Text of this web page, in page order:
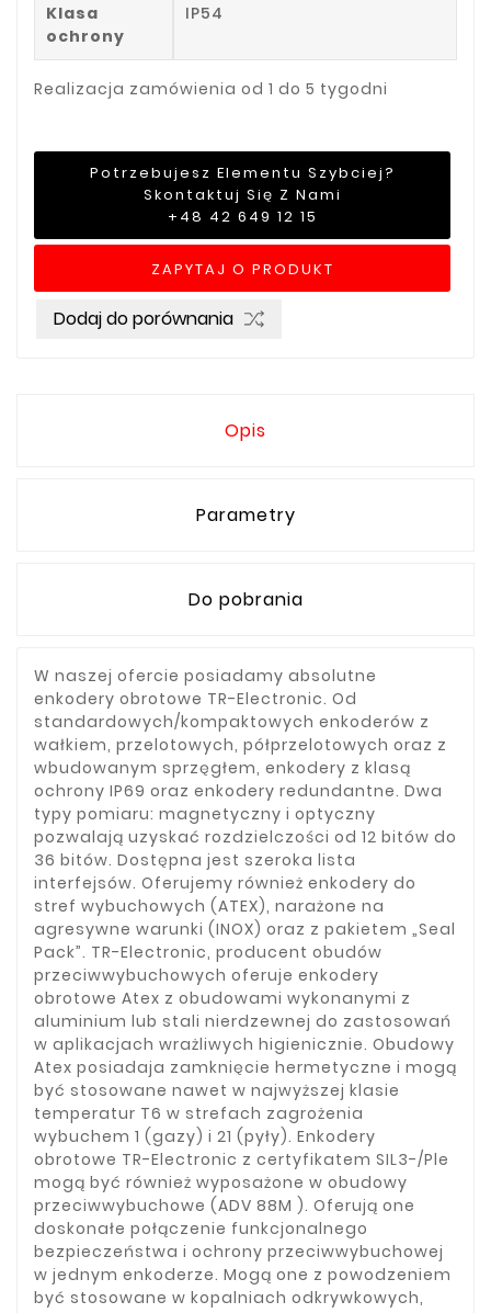
Klasa
ochrony
IP54
Realizacja zamówienia od 1 do 5 tygodni
Potrzebujesz Elementu Szybciej?
Skontaktuj Się Z Nami
+48 42 649 12 15
ZAPYTAJ O PRODUKT
Dodaj do porównania
Opis
Parametry
Do pobrania
W naszej ofercie posiadamy absolutne
enkodery obrotowe TR-Electronic. Od
standardowych/kompaktowych enkoderów z
wałkiem, przelotowych, półprzelotowych oraz z
wbudowanym sprzęgłem, enkodery z klasą
ochrony IP69 oraz enkodery redundantne. Dwa
typy pomiaru: magnetyczny i optyczny
pozwalają uzyskać rozdzielczości od 12 bitów do
36 bitów. Dostępna jest szeroka lista
interfejsów. Oferujemy również enkodery do
stref wybuchowych (ATEX), narażone na
agresywne warunki (INOX) oraz z pakietem „Seal
Pack”. TR-Electronic, producent obudów
przeciwwybuchowych oferuje enkodery
obrotowe Atex z obudowami wykonanymi z
aluminium lub stali nierdzewnej do zastosowań
w aplikacjach wrażliwych higienicznie. Obudowy
Atex posiadaja zamknięcie hermetyczne i mogą
być stosowane nawet w najwyższej klasie
temperatur T6 w strefach zagrożenia
wybuchem 1 (gazy) i 21 (pyły). Enkodery
obrotowe TR-Electronic z certyfikatem SIL3-/Ple
mogą być również wyposażone w obudowy
przeciwwybuchowe (ADV 88M ). Oferują one
doskonałe połączenie funkcjonalnego
bezpieczeństwa i ochrony przeciwwybuchowej
w jednym enkoderze. Mogą one z powodzeniem
być stosowane w kopalniach odkrywkowych,